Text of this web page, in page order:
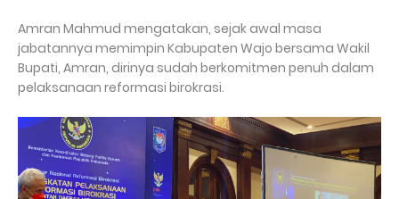
Amran Mahmud mengatakan, sejak awal masa
jabatannya memimpin Kabupaten Wajo bersama Wakil
Bupati, Amran, dirinya sudah berkomitmen penuh dalam
pelaksanaan reformasi birokrasi.